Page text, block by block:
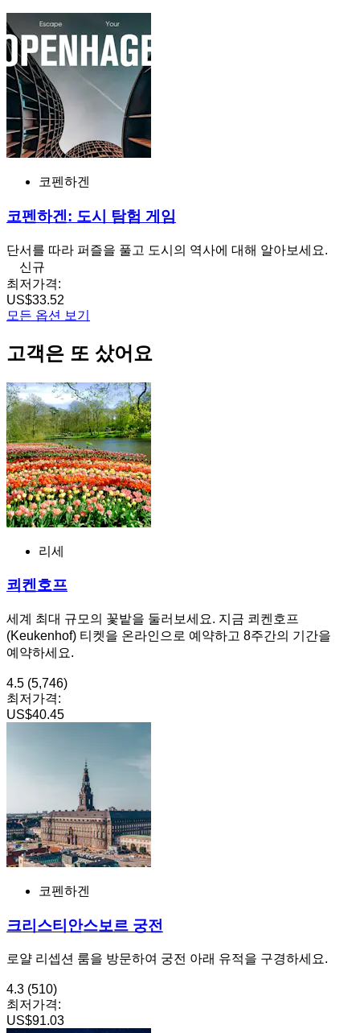
코펜하겐
코펜하겐: 도시 탐험 게임
단서를 따라 퍼즐을 풀고 도시의 역사에 대해 알아보세요.
신규
최저가격:
US$33.52
모든 옵션 보기
고객은 또 샀어요
리세
쾨켄호프
세계 최대 규모의 꽃밭을 둘러보세요. 지금 쾨켄호프
(Keukenhof) 티켓을 온라인으로 예약하고 8주간의 기간을
예약하세요.
4.5 (5,746)
최저가격:
US$40.45
코펜하겐
크리스티안스보르 궁전
로얄 리셉션 룸을 방문하여 궁전 아래 유적을 구경하세요.
4.3 (510)
최저가격:
US$91.03